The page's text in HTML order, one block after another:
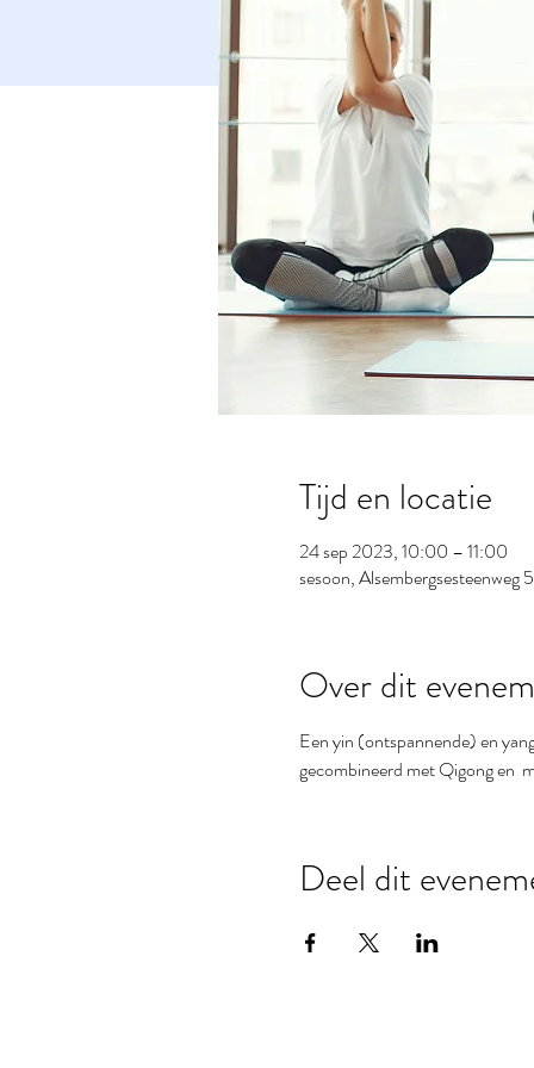
Tijd en locatie
24 sep 2023, 10:00 – 11:00
sesoon, Alsembergsesteenweg
Over dit
Een yin (ontspannende) en
gecombineerd met Qigong en
Deel dit